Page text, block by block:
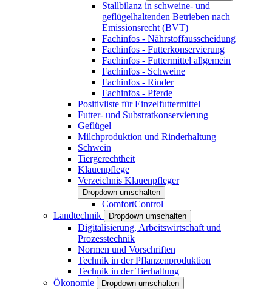
Stallbilanz in schweine- und
geflügelhaltenden Betrieben nach
Emissionsrecht (BVT)
Fachinfos - Nährstoffausscheidung
Fachinfos - Futterkonservierung
Fachinfos - Futtermittel allgemein
Fachinfos - Schweine
Fachinfos - Rinder
Fachinfos - Pferde
Positivliste für Einzelfuttermittel
Futter- und Substratkonservierung
Geflügel
Milchproduktion und Rinderhaltung
Schwein
Tiergerechtheit
Klauenpflege
Verzeichnis Klauenpfleger
Dropdown umschalten
ComfortControl
Landtechnik
Dropdown umschalten
Digitalisierung, Arbeitswirtschaft und
Prozesstechnik
Normen und Vorschriften
Technik in der Pflanzenproduktion
Technik in der Tierhaltung
Ökonomie
Dropdown umschalten